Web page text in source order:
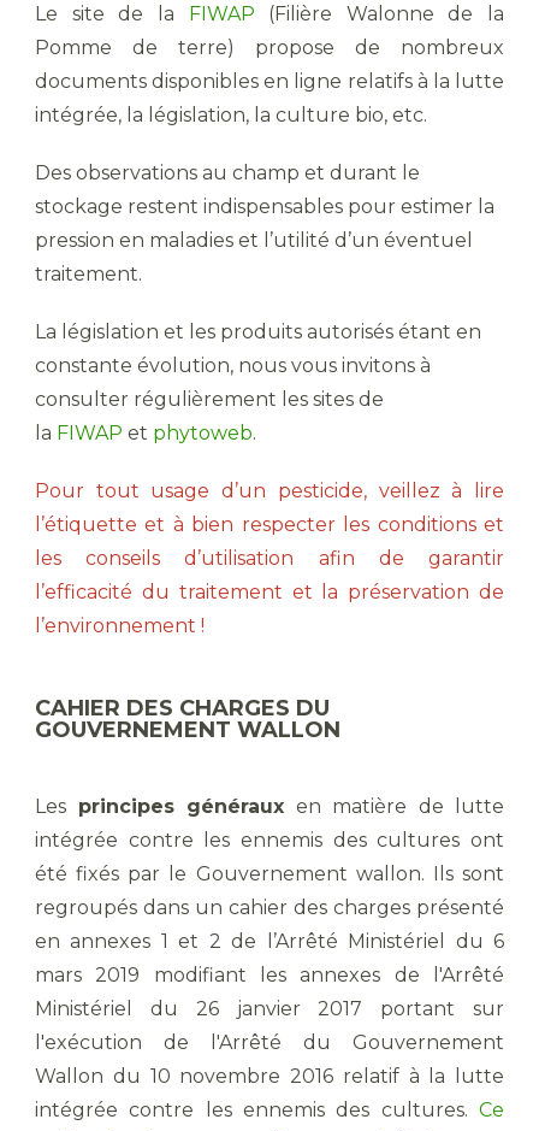
Le site de la FIWAP (Filière Walonne de la
Pomme de terre) propose de nombreux
documents disponibles en ligne relatifs à la lutte
intégrée, la législation, la culture bio, etc.
Des observations au champ et durant le
stockage restent indispensables pour estimer la
pression en maladies et l’utilité d’un éventuel
traitement.
La législation et les produits autorisés étant en
constante évolution, nous vous invitons à
consulter régulièrement les sites de
la FIWAP et phytoweb.
Pour tout usage d’un pesticide, veillez à lire
l’étiquette et à bien respecter les conditions et
les conseils d’utilisation afin de garantir
l’efficacité du traitement et la préservation de
l’environnement !
CAHIER DES CHARGES DU
GOUVERNEMENT WALLON
Les principes généraux en matière de lutte
intégrée contre les ennemis des cultures ont
été fixés par le Gouvernement wallon. Ils sont
regroupés dans un cahier des charges présenté
en annexes 1 et 2 de l’Arrêté Ministériel du 6
mars 2019 modifiant les annexes de l'Arrêté
Ministériel du 26 janvier 2017 portant sur
l'exécution de l'Arrêté du Gouvernement
Wallon du 10 novembre 2016 relatif à la lutte
intégrée contre les ennemis des cultures. Ce